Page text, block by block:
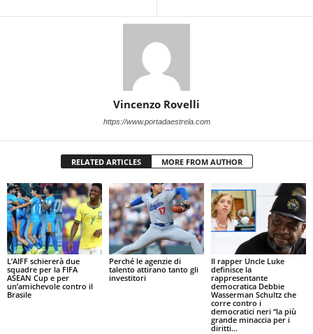
Vincenzo Rovelli
https://www.portadaestrela.com
RELATED ARTICLES MORE FROM AUTHOR
L’AIFF schiererà due
squadre per la FIFA
ASEAN Cup e per
un’amichevole contro il
Brasile
Perché le agenzie di
talento attirano tanto gli
investitori
Il rapper Uncle Luke
definisce la
rappresentante
democratica Debbie
Wasserman Schultz che
corre contro i
democratici neri “la più
grande minaccia per i
diritti...